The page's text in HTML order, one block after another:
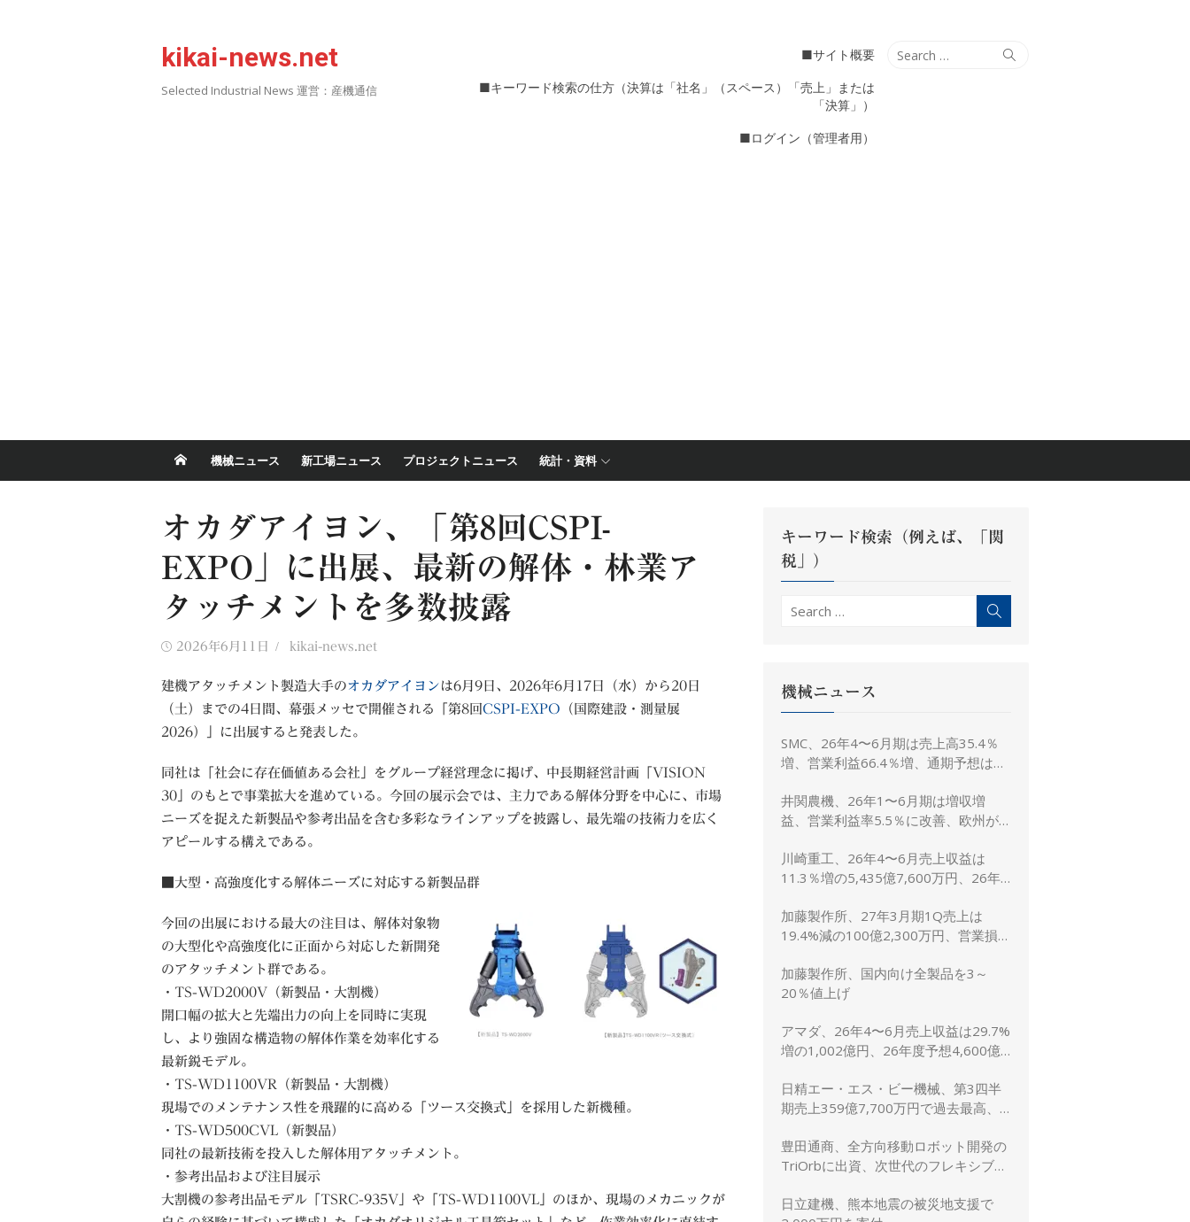
kikai-news.net
Selected Industrial News 運営：産機通信
Search
Search
■サイト概要
■キーワード検索の仕方（決算は「社名」（スペース）「売上」または
「決算」）
■ログイン（管理者用）
機械ニュース 新工場ニュース プロジェクトニュース 統計・資料
オカダアイヨン、「第8回CSPI-
EXPO」に出展、最新の解体・林業ア
タッチメントを多数披露
Posted
2026年6月11日 Author
kikai-news.net
建機アタッチメント製造大手のオカダアイヨン は6月9日、2026年6月17日（水）から20日
（土）までの4日間、幕張メッセで開催される「第8回 CSPI-EXPO （国際建設・測量展
2026）」に出展すると発表した。
同社は「社会に存在価値ある会社」をグループ経営理念に掲げ、中長期経営計画「VISION
30」のもとで事業拡大を進めている。今回の展示会では、主力である解体分野を中心に、市場
ニーズを捉えた新製品や参考出品を含む多彩なラインアップを披露し、最先端の技術力を広く
アピールする構えである。
■大型・高強度化する解体ニーズに対応する新製品群
今回の出展における最大の注目は、解体対象物
の大型化や高強度化に正面から対応した新開発
のアタッチメント群である。
・TS-WD2000V（新製品・大割機）
開口幅の拡大と先端出力の向上を同時に実現
し、より強固な構造物の解体作業を効率化する
最新鋭モデル。
・TS-WD1100VR（新製品・大割機）
現場でのメンテナンス性を飛躍的に高める「ツース交換式」を採用した新機種。
・TS-WD500CVL（新製品）
同社の最新技術を投入した解体用アタッチメント。
・参考出品および注目展示
大割機の参考出品モデル「TSRC-935V」や「TS-WD1100VL」のほか、現場のメカニックが
キーワード検索（例えば、「関
税」）
Search
機械ニュース
SMC、26年4〜6月期は売上高35.4％
増、営業利益66.4％増、通期予想は据
井関農機、26年1〜6月期は増収増
益、営業利益率5.5％に改善、欧州が
川崎重工、26年4〜6月売上収益は
11.3％増の5,435億7,600万円、26年
方修正
加藤製作所、27年3月期1Q売上は
19.4%減の100億2,300万円、営業損失
加藤製作所、国内向け全製品を3～
20％値上げ
アマダ、26年4〜6月売上収益は29.7%
増の1,002億円、26年度予想4,600億
日精エー・エス・ビー機械、第3四半
期売上359億7,700万円で過去最高、
豊田通商、全方向移動ロボット開発の
TriOrbに出資、次世代のフレキシブル
日立建機、熊本地震の被災地支援で